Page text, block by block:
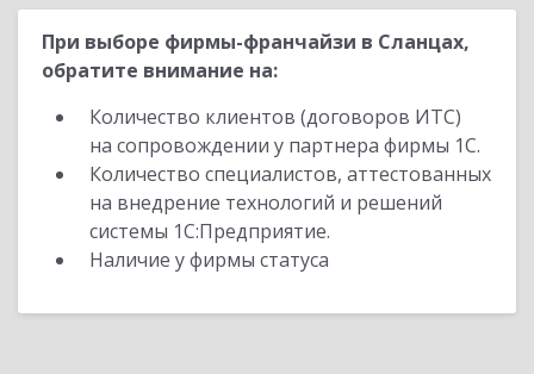
При выборе фирмы-франчайзи в Сланцах,
обратите внимание на:
Количество клиентов (договоров ИТС)
на сопровождении у партнера фирмы 1С.
Количество специалистов, аттестованных
на внедрение технологий и решений
системы 1С:Предприятие.
Наличие у фирмы статуса